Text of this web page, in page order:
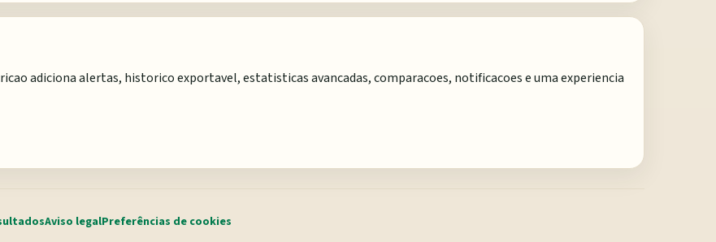
adiciona alertas, historico exportavel, estatisticas avancadas, comparacoes, notificacoes e uma experiencia
Aviso legalPreferências de cookies